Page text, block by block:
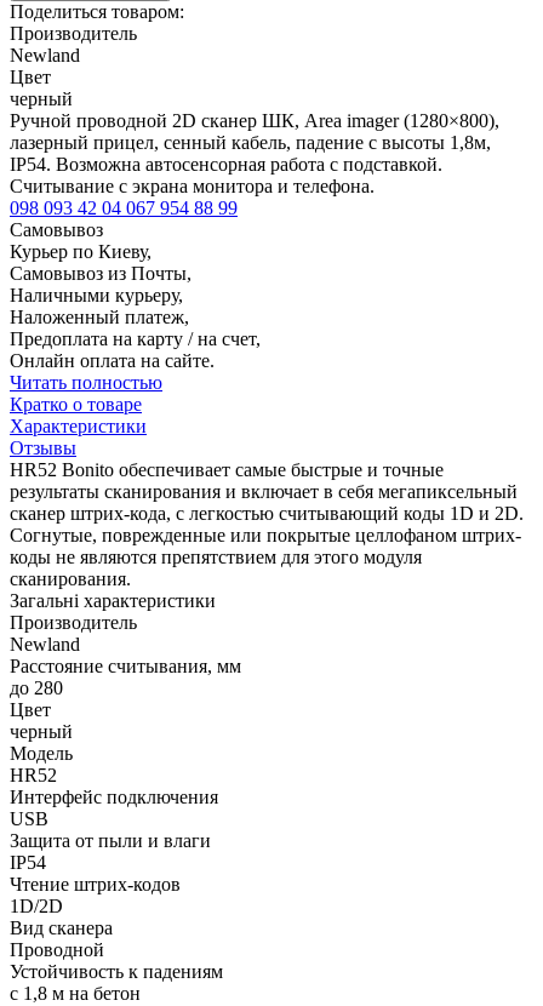
Поделиться товаром:
Производитель
Newland
Цвет
черный
Ручной проводной 2D сканер ШК, Area imager (1280×800),
лазерный прицел, сенный кабель, падение с высоты 1,8м,
IP54. Возможна автосенсорная работа с подставкой.
Считывание с экрана монитора и телефона.
098 093 42 04 067 954 88 99
Самовывоз
Курьер по Киеву,
Самовывоз из Почты,
Наличными курьеру,
Наложенный платеж,
Предоплата на карту / на счет,
Онлайн оплата на сайте.
Читать полностью
Кратко о товаре
Характеристики
Отзывы
HR52 Bonito обеспечивает самые быстрые и точные
результаты сканирования и включает в себя мегапиксельный
сканер штрих-кода, с легкостью считывающий коды 1D и 2D.
Согнутые, поврежденные или покрытые целлофаном штрих-
коды не являются препятствием для этого модуля
сканирования.
Загальні характеристики
Производитель
Newland
Расстояние считывания, мм
до 280
Цвет
черный
Модель
HR52
Интерфейс подключения
USB
Защита от пыли и влаги
IP54
Чтение штрих-кодов
1D/2D
Вид сканера
Проводной
Устойчивость к падениям
с 1,8 м на бетон